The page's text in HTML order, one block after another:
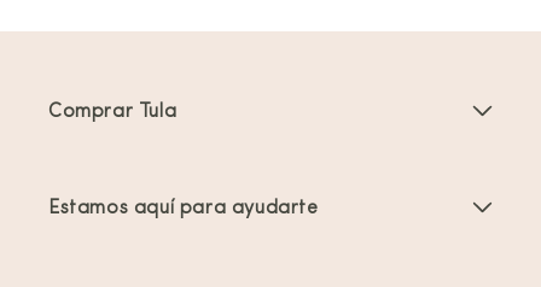
Comprar Tula
Estamos aquí para ayudarte